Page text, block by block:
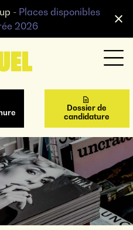
- Places disponibles
2026
Dossier de
candidature